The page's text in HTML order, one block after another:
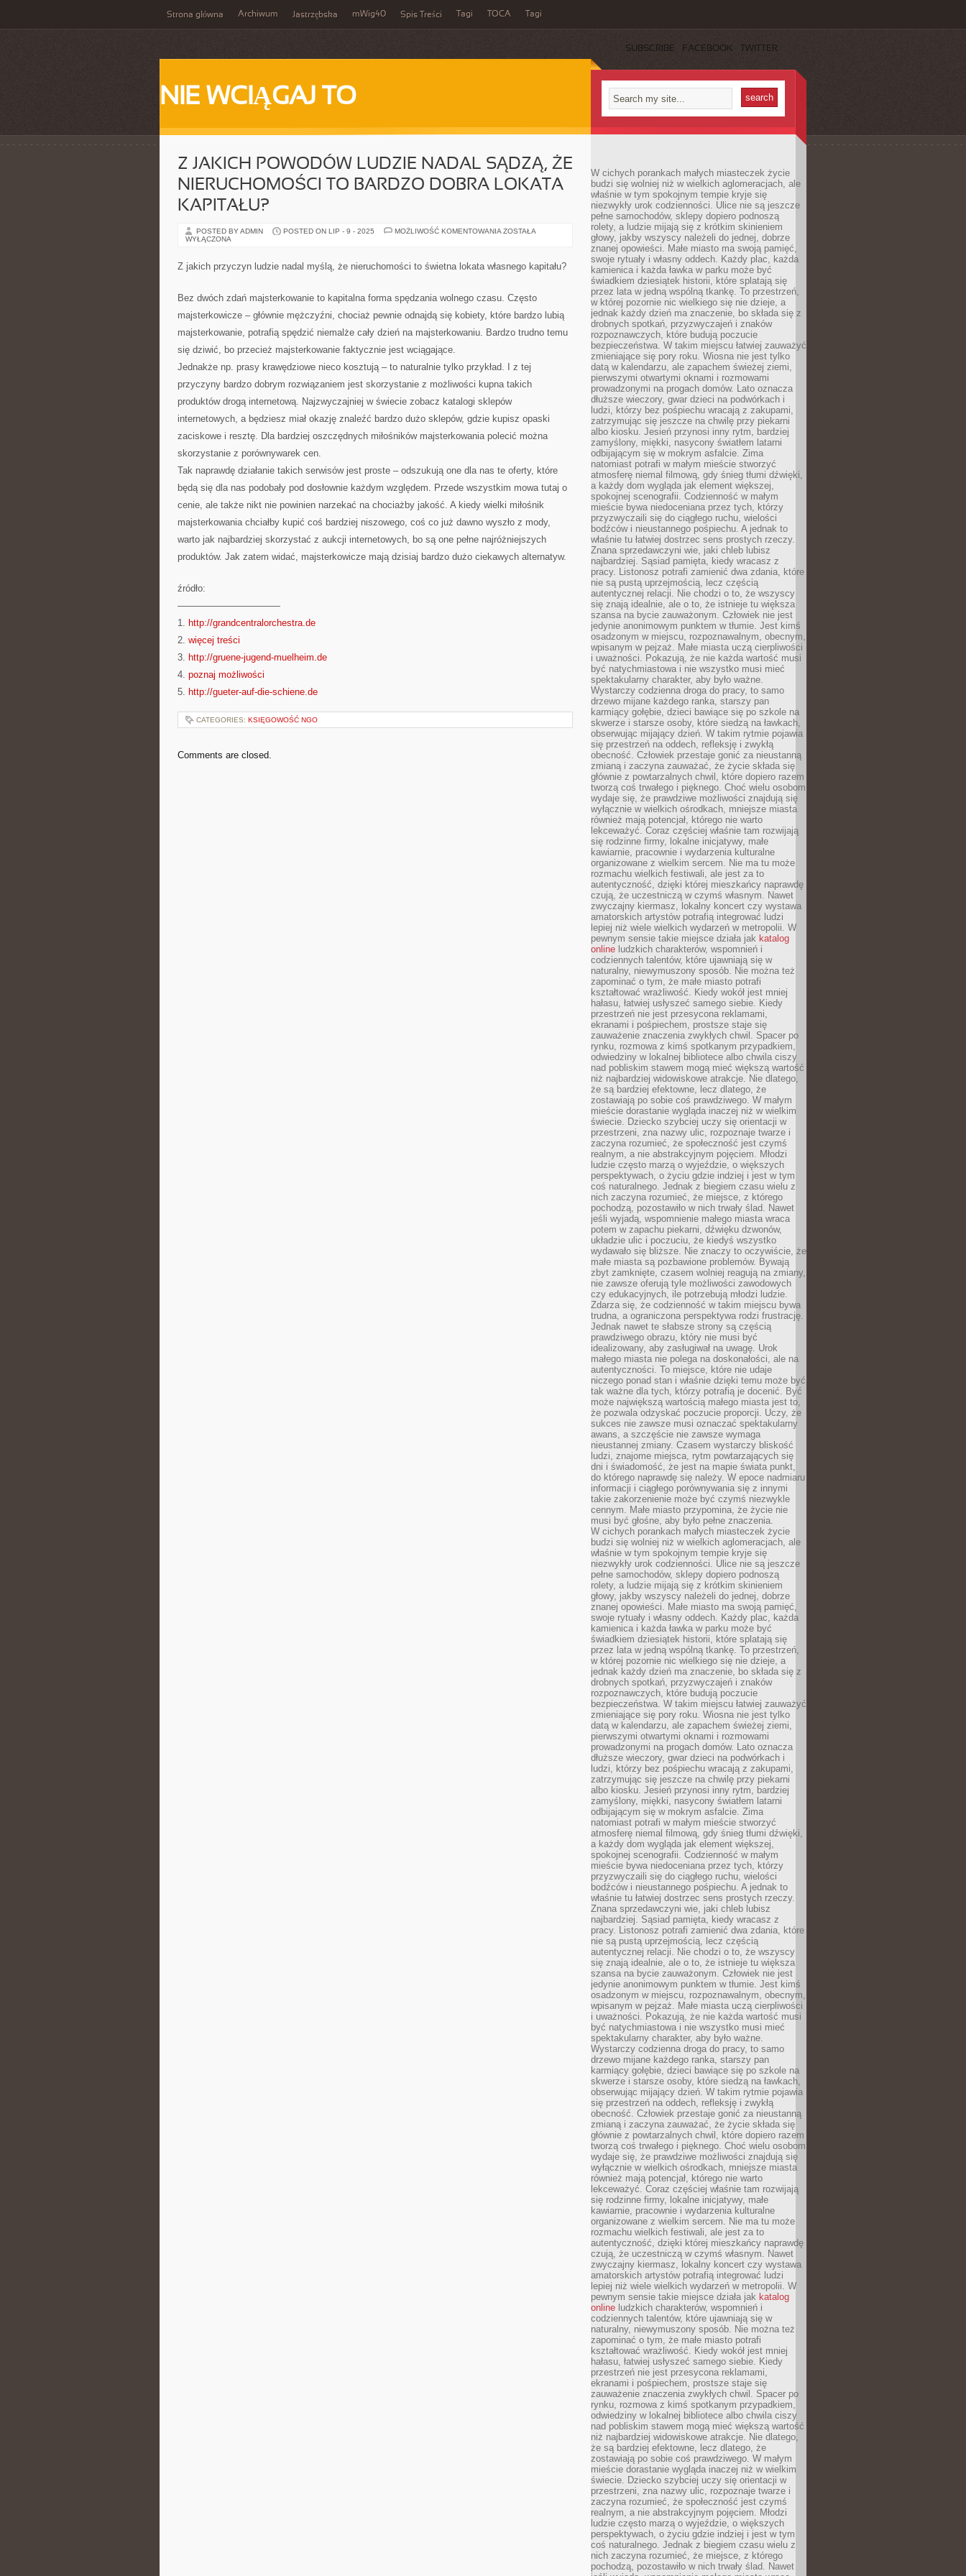
Strona główna Archiwum Jastrzębska mWig40 Spis Treści Tagi TOCA Tagi
SUBSCRIBE FACEBOOK TWITTER
NIE WCIĄGAJ TO
Z JAKICH POWODÓW LUDZIE NADAL SĄDZĄ, ŻE
NIERUCHOMOŚCI TO BARDZO DOBRA LOKATA
KAPITAŁU?
POSTED BY ADMIN POSTED ON LIP - 9 - 2025 MOŻLIWOŚĆ KOMENTOWANIA Z
SĄDZĄ,
TO
BARDZO
LOKATA
ZOSTAŁA
WYŁĄCZONA
Z jakich przyczyn ludzie nadal myślą, że nieruchomości to świetna lokata własnego kapitału?
Bez dwóch zdań majsterkowanie to kapitalna forma spędzania wolnego czasu. Często
majsterkowicze – głównie mężczyźni, chociaż pewnie odnajdą się kobiety, które bardzo lubią
majsterkowanie, potrafią spędzić niemalże cały dzień na majsterkowaniu. Bardzo trudno temu
się dziwić, bo przecież majsterkowanie faktycznie jest wciągające.
Jednakże np. prasy krawędziowe nieco kosztują – to naturalnie tylko przykład. I z tej
przyczyny bardzo dobrym rozwiązaniem jest skorzystanie z możliwości kupna takich
produktów drogą internetową. Najzwyczajniej w świecie zobacz katalogi sklepów
internetowych, a będziesz miał okazję znaleźć bardzo dużo sklepów, gdzie kupisz opaski
zaciskowe i resztę. Dla bardziej oszczędnych miłośników majsterkowania polecić można
skorzystanie z porównywarek cen.
Tak naprawdę działanie takich serwisów jest proste – odszukują one dla nas te oferty, które
będą się dla nas podobały pod dosłownie każdym względem. Przede wszystkim mowa tutaj o
cenie, ale także nikt nie powinien narzekać na chociażby jakość. A kiedy wielki miłośnik
majsterkowania chciałby kupić coś bardziej niszowego, coś co już dawno wyszło z mody,
warto jak najbardziej skorzystać z aukcji internetowych, bo są one pełne najróżniejszych
produktów. Jak zatem widać, majsterkowicze mają dzisiaj bardzo dużo ciekawych alternatyw.
źródło:
———————————
1. http://grandcentralorchestra.de
2. więcej treści
3. http://gruene-jugend-muelheim.de
4. poznaj możliwości
5. http://gueter-auf-die-schiene.de
CATEGORIES: KSIĘGOWOŚĆ NGO
Comments are closed.
W cichych porankach małych miasteczek życie
budzi się wolniej niż w wielkich aglomeracjach, ale
właśnie w tym spokojnym tempie kryje się
niezwykły urok codzienności. Ulice nie są jeszcze
pełne samochodów, sklepy dopiero podnoszą
rolety, a ludzie mijają się z krótkim skinieniem
głowy, jakby wszyscy należeli do jednej, dobrze
znanej opowieści. Małe miasto ma swoją pamięć,
swoje rytuały i własny oddech. Każdy plac, każda
kamienica i każda ławka w parku może być
świadkiem dziesiątek historii, które splatają się
przez lata w jedną wspólną tkankę. To przestrzeń,
w której pozornie nic wielkiego się nie dzieje, a
jednak każdy dzień ma znaczenie, bo składa się z
drobnych spotkań, przyzwyczajeń i znaków
rozpoznawczych, które budują poczucie
bezpieczeństwa. W takim miejscu łatwiej zauważyć
zmieniające się pory roku. Wiosna nie jest tylko
datą w kalendarzu, ale zapachem świeżej ziemi,
pierwszymi otwartymi oknami i rozmowami
prowadzonymi na progach domów. Lato oznacza
dłuższe wieczory, gwar dzieci na podwórkach i
ludzi, którzy bez pośpiechu wracają z zakupami,
zatrzymując się jeszcze na chwilę przy piekarni
albo kiosku. Jesień przynosi inny rytm, bardziej
zamyślony, miękki, nasycony światłem latarni
odbijającym się w mokrym asfalcie. Zima
natomiast potrafi w małym mieście stworzyć
atmosferę niemal filmową, gdy śnieg tłumi dźwięki,
a każdy dom wygląda jak element większej,
spokojnej scenografii. Codzienność w małym
mieście bywa niedoceniana przez tych, którzy
przyzwyczaili się do ciągłego ruchu, wielości
bodźców i nieustannego pośpiechu. A jednak to
właśnie tu łatwiej dostrzec sens prostych rzeczy.
Znana sprzedawczyni wie, jaki chleb lubisz
najbardziej. Sąsiad pamięta, kiedy wracasz z
pracy. Listonosz potrafi zamienić dwa zdania, które
nie są pustą uprzejmością, lecz częścią
autentycznej relacji. Nie chodzi o to, że wszyscy
się znają idealnie, ale o to, że istnieje tu większa
szansa na bycie zauważonym. Człowiek nie jest
jedynie anonimowym punktem w tłumie. Jest kimś
osadzonym w miejscu, rozpoznawalnym, obecnym,
wpisanym w pejzaż. Małe miasta uczą cierpliwości
i uważności. Pokazują, że nie każda wartość musi
być natychmiastowa i nie wszystko musi mieć
spektakularny charakter, aby było ważne.
Wystarczy codzienna droga do pracy, to samo
drzewo mijane każdego ranka, starszy pan
karmiący gołębie, dzieci bawiące się po szkole na
skwerze i starsze osoby, które siedzą na ławkach,
obserwując mijający dzień. W takim rytmie pojawia
się przestrzeń na oddech, refleksję i zwykłą
obecność. Człowiek przestaje gonić za nieustanną
zmianą i zaczyna zauważać, że życie składa się
głównie z powtarzalnych chwil, które dopiero razem
tworzą coś trwałego i pięknego. Choć wielu osobom
wydaje się, że prawdziwe możliwości znajdują się
wyłącznie w wielkich ośrodkach, mniejsze miasta
również mają potencjał, którego nie warto
lekceważyć. Coraz częściej właśnie tam rozwijają
się rodzinne firmy, lokalne inicjatywy, małe
kawiarnie, pracownie i wydarzenia kulturalne
organizowane z wielkim sercem. Nie ma tu może
rozmachu wielkich festiwali, ale jest za to
autentyczność, dzięki której mieszkańcy naprawdę
czują, że uczestniczą w czymś własnym. Nawet
zwyczajny kiermasz, lokalny koncert czy wystawa
amatorskich artystów potrafią integrować ludzi
lepiej niż wiele wielkich wydarzeń w metropolii. W
pewnym sensie takie miejsce działa jak katalog
online ludzkich charakterów, wspomnień i
codziennych talentów, które ujawniają się w
naturalny, niewymuszony sposób. Nie można też
zapominać o tym, że małe miasto potrafi
kształtować wrażliwość. Kiedy wokół jest mniej
hałasu, łatwiej usłyszeć samego siebie. Kiedy
przestrzeń nie jest przesycona reklamami,
ekranami i pośpiechem, prostsze staje się
zauważenie znaczenia zwykłych chwil. Spacer po
rynku, rozmowa z kimś spotkanym przypadkiem,
odwiedziny w lokalnej bibliotece albo chwila ciszy
nad pobliskim stawem mogą mieć większą wartość
niż najbardziej widowiskowe atrakcje. Nie dlatego,
że są bardziej efektowne, lecz dlatego, że
zostawiają po sobie coś prawdziwego. W małym
mieście dorastanie wygląda inaczej niż w wielkim
świecie. Dziecko szybciej uczy się orientacji w
przestrzeni, zna nazwy ulic, rozpoznaje twarze i
zaczyna rozumieć, że społeczność jest czymś
realnym, a nie abstrakcyjnym pojęciem. Młodzi
ludzie często marzą o wyjeździe, o większych
perspektywach, o życiu gdzie indziej i jest w tym
coś naturalnego. Jednak z biegiem czasu wielu z
nich zaczyna rozumieć, że miejsce, z którego
pochodzą, pozostawiło w nich trwały ślad. Nawet
jeśli wyjadą, wspomnienie małego miasta wraca
potem w zapachu piekarni, dźwięku dzwonów,
układzie ulic i poczuciu, że kiedyś wszystko
wydawało się bliższe. Nie znaczy to oczywiście, że
małe miasta są pozbawione problemów. Bywają
zbyt zamknięte, czasem wolniej reagują na zmiany,
nie zawsze oferują tyle możliwości zawodowych
czy edukacyjnych, ile potrzebują młodzi ludzie.
Zdarza się, że codzienność w takim miejscu bywa
trudna, a ograniczona perspektywa rodzi frustrację.
Jednak nawet te słabsze strony są częścią
prawdziwego obrazu, który nie musi być
idealizowany, aby zasługiwał na uwagę. Urok
małego miasta nie polega na doskonałości, ale na
autentyczności. To miejsce, które nie udaje
niczego ponad stan i właśnie dzięki temu może być
tak ważne dla tych, którzy potrafią je docenić. Być
może największą wartością małego miasta jest to,
że pozwala odzyskać poczucie proporcji. Uczy, że
sukces nie zawsze musi oznaczać spektakularny
awans, a szczęście nie zawsze wymaga
nieustannej zmiany. Czasem wystarczy bliskość
ludzi, znajome miejsca, rytm powtarzających się
dni i świadomość, że jest na mapie świata punkt,
do którego naprawdę się należy. W epoce nadmiaru
informacji i ciągłego porównywania się z innymi
takie zakorzenienie może być czymś niezwykle
cennym. Małe miasto przypomina, że życie nie
musi być głośne, aby było pełne znaczenia.
W cichych porankach małych miasteczek życie
budzi się wolniej niż w wielkich aglomeracjach, ale
właśnie w tym spokojnym tempie kryje się
niezwykły urok codzienności. Ulice nie są jeszcze
pełne samochodów, sklepy dopiero podnoszą
rolety, a ludzie mijają się z krótkim skinieniem
głowy, jakby wszyscy należeli do jednej, dobrze
znanej opowieści. Małe miasto ma swoją pamięć,
swoje rytuały i własny oddech. Każdy plac, każda
kamienica i każda ławka w parku może być
świadkiem dziesiątek historii, które splatają się
przez lata w jedną wspólną tkankę. To przestrzeń,
w której pozornie nic wielkiego się nie dzieje, a
jednak każdy dzień ma znaczenie, bo składa się z
drobnych spotkań, przyzwyczajeń i znaków
rozpoznawczych, które budują poczucie
bezpieczeństwa. W takim miejscu łatwiej zauważyć
zmieniające się pory roku. Wiosna nie jest tylko
datą w kalendarzu, ale zapachem świeżej ziemi,
pierwszymi otwartymi oknami i rozmowami
prowadzonymi na progach domów. Lato oznacza
dłuższe wieczory, gwar dzieci na podwórkach i
ludzi, którzy bez pośpiechu wracają z zakupami,
zatrzymując się jeszcze na chwilę przy piekarni
albo kiosku. Jesień przynosi inny rytm, bardziej
zamyślony, miękki, nasycony światłem latarni
odbijającym się w mokrym asfalcie. Zima
natomiast potrafi w małym mieście stworzyć
atmosferę niemal filmową, gdy śnieg tłumi dźwięki,
a każdy dom wygląda jak element większej,
spokojnej scenografii. Codzienność w małym
mieście bywa niedoceniana przez tych, którzy
przyzwyczaili się do ciągłego ruchu, wielości
bodźców i nieustannego pośpiechu. A jednak to
właśnie tu łatwiej dostrzec sens prostych rzeczy.
Znana sprzedawczyni wie, jaki chleb lubisz
najbardziej. Sąsiad pamięta, kiedy wracasz z
pracy. Listonosz potrafi zamienić dwa zdania, które
nie są pustą uprzejmością, lecz częścią
autentycznej relacji. Nie chodzi o to, że wszyscy
się znają idealnie, ale o to, że istnieje tu większa
szansa na bycie zauważonym. Człowiek nie jest
jedynie anonimowym punktem w tłumie. Jest kimś
osadzonym w miejscu, rozpoznawalnym, obecnym,
wpisanym w pejzaż. Małe miasta uczą cierpliwości
i uważności. Pokazują, że nie każda wartość musi
być natychmiastowa i nie wszystko musi mieć
spektakularny charakter, aby było ważne.
Wystarczy codzienna droga do pracy, to samo
drzewo mijane każdego ranka, starszy pan
karmiący gołębie, dzieci bawiące się po szkole na
skwerze i starsze osoby, które siedzą na ławkach,
obserwując mijający dzień. W takim rytmie pojawia
się przestrzeń na oddech, refleksję i zwykłą
obecność. Człowiek przestaje gonić za nieustanną
zmianą i zaczyna zauważać, że życie składa się
głównie z powtarzalnych chwil, które dopiero razem
tworzą coś trwałego i pięknego. Choć wielu osobom
wydaje się, że prawdziwe możliwości znajdują się
wyłącznie w wielkich ośrodkach, mniejsze miasta
również mają potencjał, którego nie warto
lekceważyć. Coraz częściej właśnie tam rozwijają
się rodzinne firmy, lokalne inicjatywy, małe
kawiarnie, pracownie i wydarzenia kulturalne
organizowane z wielkim sercem. Nie ma tu może
rozmachu wielkich festiwali, ale jest za to
autentyczność, dzięki której mieszkańcy naprawdę
czują, że uczestniczą w czymś własnym. Nawet
zwyczajny kiermasz, lokalny koncert czy wystawa
amatorskich artystów potrafią integrować ludzi
lepiej niż wiele wielkich wydarzeń w metropolii. W
pewnym sensie takie miejsce działa jak katalog
online ludzkich charakterów, wspomnień i
codziennych talentów, które ujawniają się w
naturalny, niewymuszony sposób. Nie można też
zapominać o tym, że małe miasto potrafi
kształtować wrażliwość. Kiedy wokół jest mniej
hałasu, łatwiej usłyszeć samego siebie. Kiedy
przestrzeń nie jest przesycona reklamami,
ekranami i pośpiechem, prostsze staje się
zauważenie znaczenia zwykłych chwil. Spacer po
rynku, rozmowa z kimś spotkanym przypadkiem,
odwiedziny w lokalnej bibliotece albo chwila ciszy
nad pobliskim stawem mogą mieć większą wartość
niż najbardziej widowiskowe atrakcje. Nie dlatego,
że są bardziej efektowne, lecz dlatego, że
zostawiają po sobie coś prawdziwego. W małym
mieście dorastanie wygląda inaczej niż w wielkim
świecie. Dziecko szybciej uczy się orientacji w
przestrzeni, zna nazwy ulic, rozpoznaje twarze i
zaczyna rozumieć, że społeczność jest czymś
realnym, a nie abstrakcyjnym pojęciem. Młodzi
ludzie często marzą o wyjeździe, o większych
perspektywach, o życiu gdzie indziej i jest w tym
coś naturalnego. Jednak z biegiem czasu wielu z
nich zaczyna rozumieć, że miejsce, z którego
pochodzą, pozostawiło w nich trwały ślad. Nawet